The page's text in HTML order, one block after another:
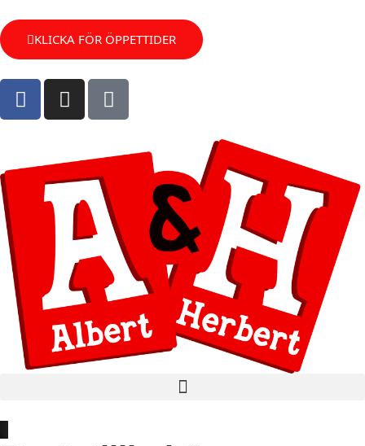
KLICKA FÖR ÖPPETTIDER